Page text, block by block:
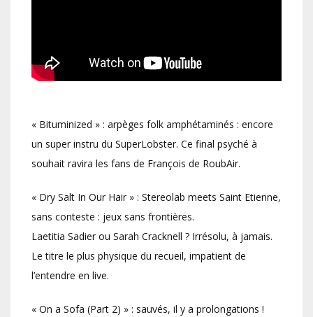
« Bituminized » : arpèges folk amphétaminés : encore
un super instru du SuperLobster. Ce final psyché à
souhait ravira les fans de François de RoubAir.
« Dry Salt In Our Hair » : Stereolab meets Saint Etienne,
sans conteste : jeux sans frontières.
Laetitia Sadier ou Sarah Cracknell ? Irrésolu, à jamais.
Le titre le plus physique du recueil, impatient de
l’entendre en live.
« On a Sofa (Part 2) » : sauvés, il y a prolongations !